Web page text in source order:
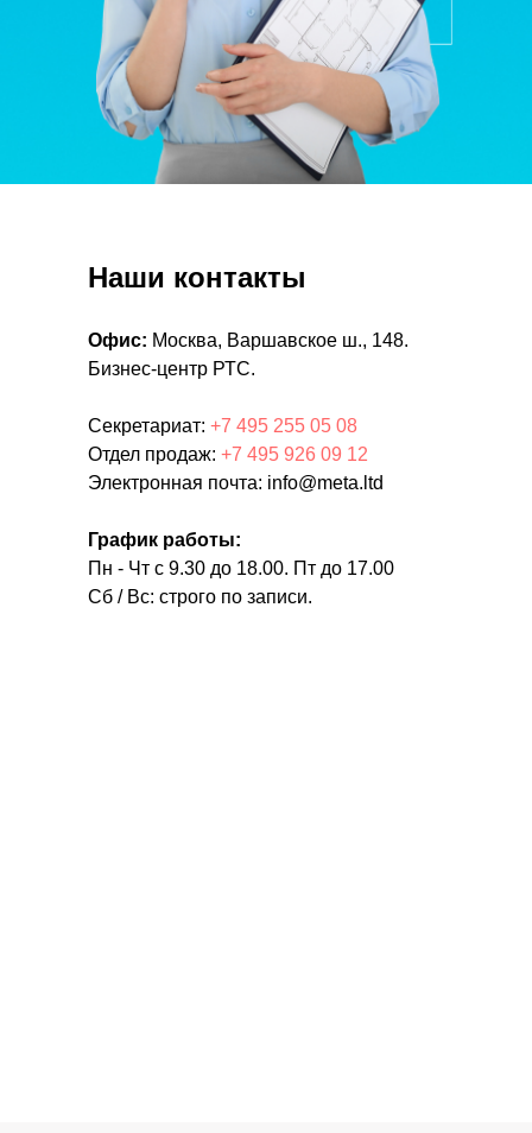
Офис: Москва, Варшавское ш., 148.
Бизнес-центр РТС.
Секретариат: +7 495 255 05 08
Отдел продаж: +7 495 926 09 12
Электронная почта: info@meta.ltd
График работы:
Пн - Чт с 9.30 до 18.00. Пт до 17.00
Сб / Вс: строго по записи.
Наши контакты